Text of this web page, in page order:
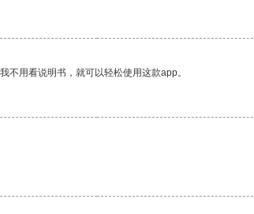
不用看说明书，就可以轻松使用这款app。